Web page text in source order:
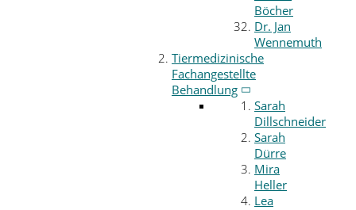
Böcher
Dr. Jan
Wennemuth
Tiermedizinische
Fachangestellte
Behandlung
Sarah
Dillschneider
Sarah
Dürre
Mira
Heller
Lea